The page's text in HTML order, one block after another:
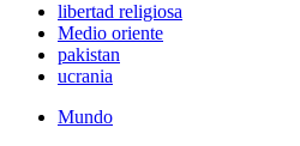
libertad religiosa
Medio oriente
pakistan
ucrania
Mundo